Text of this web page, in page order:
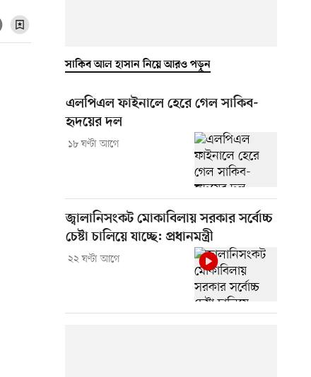
সাকিব আল হাসান নিয়ে আরও পড়ুন
এলপিএল ফাইনালে হেরে গেল সাকিব-
হৃদয়ের দল
১৮ ঘণ্টা আগে
জ্বালানিসংকট মোকাবিলায় সরকার সর্বোচ্চ
চেষ্টা চালিয়ে যাচ্ছে: প্রধানমন্ত্রী
২২ ঘণ্টা আগে